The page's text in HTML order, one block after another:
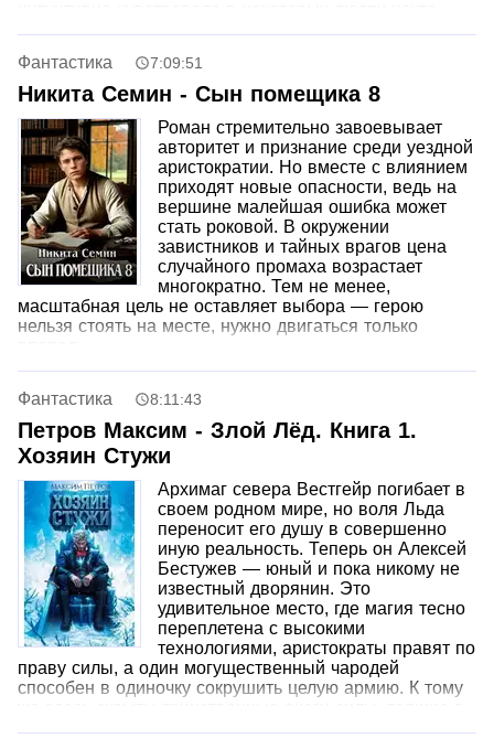
решает вести с ними дружбу, что полностью отражает
ее специфический характер. Но в этом деле
Фантастика 7:09:51
Никита Семин - Сын помещика 8
Роман стремительно завоевывает
авторитет и признание среди уездной
аристократии. Но вместе с влиянием
приходят новые опасности, ведь на
вершине малейшая ошибка может
стать роковой. В окружении
завистников и тайных врагов цена
случайного промаха возрастает
многократно. Тем не менее,
масштабная цель не оставляет выбора — герою
нельзя стоять на месте, нужно двигаться только
Фантастика 8:11:43
Петров Максим - Злой Лёд. Книга 1.
Хозяин Стужи
Архимаг севера Вестгейр погибает в
своем родном мире, но воля Льда
переносит его душу в совершенно
иную реальность. Теперь он Алексей
Бестужев — юный и пока никому не
известный дворянин. Это
удивительное место, где магия тесно
переплетена с высокими
технологиями, аристократы правят по
праву силы, а один могущественный чародей
способен в одиночку сокрушить целую армию. К тому